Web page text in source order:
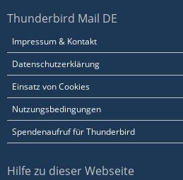
Thunderbird Mail DE
Impressum & Kontakt
Datenschutzerklärung
Einsatz von Cookies
Nutzungsbedingungen
Spendenaufruf für Thunderbird
Hilfe zu dieser Webseite